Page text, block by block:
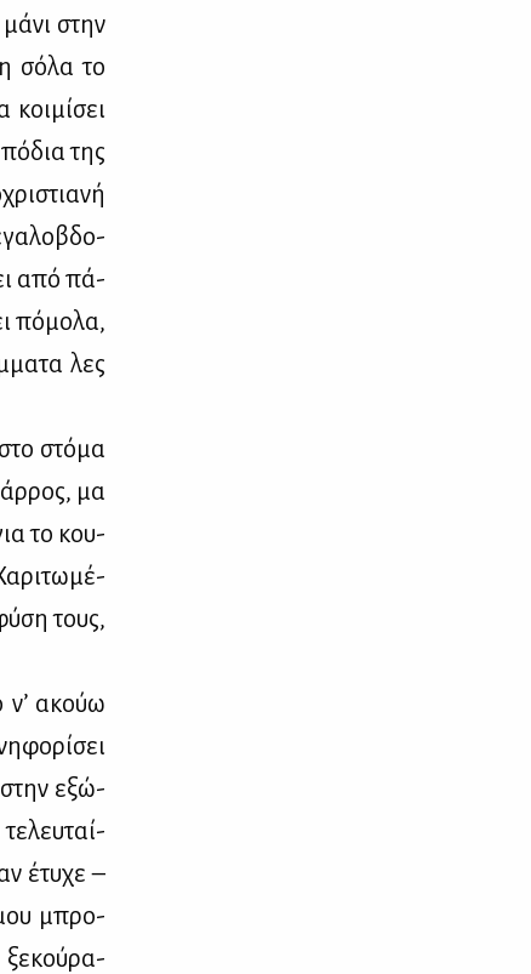
στην
σό­λα το
της
από πά­
πό­μο­λα,
λες
στό­μα
μα
το κου­
τους,
ν’ ακούω
στην εξώ­
έτυ­χε –
μου μπρο­
ξε­κού­ρα­